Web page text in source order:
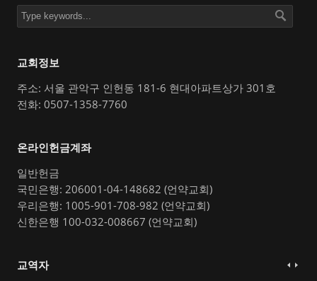
교회정보
주소: 서울 관악구 인헌동 181-6 현대아파트상가 301호
전화: 0507-1358-7760
온라인헌금계좌
일반헌금
국민은행: 206001-04-148682 (언약교회)
우리은행: 1005-901-708-982 (언약교회)
신한은행 100-032-008667 (언약교회)
교역자